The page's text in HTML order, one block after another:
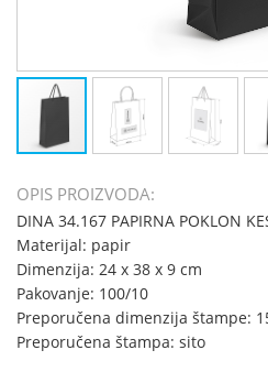
OPIS PROIZVODA:
DINA 34.167 PAPIRNA POKLON
Materijal: papir
Dimenzija: 24 x 38 x 9 cm
Pakovanje: 100/10
Preporučena dimenzija štampe:
Preporučena štampa: sito